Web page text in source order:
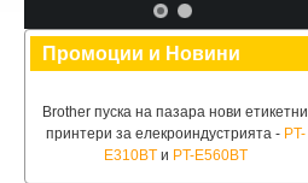
Промоции и Новини
Brother пуска на пазара нови етикетни
принтери за елекроиндустрията - PT-
E310BT и PT-E560BT